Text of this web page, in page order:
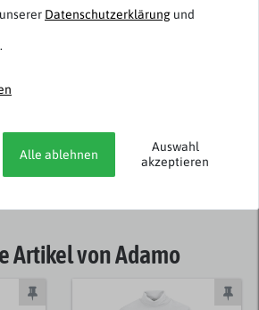
Artikel von Adamo
Daten­schutz­erklärung und
.
Alle ablehnen
Auswahl
akzeptieren